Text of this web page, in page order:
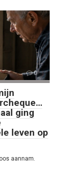
0
ging
leven op
aannam.